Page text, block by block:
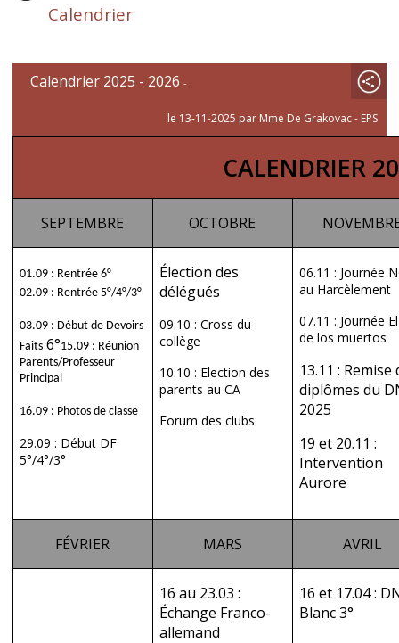
Calendrier
Calendrier 2025 - 2026 -
le 13-11-2025 par Mme De Grakovac - EPS
CALENDRIER
SEPTEMBRE OCTOBRE
01.09 : Rentrée 6°
02.09 : Rentrée 5°/4°/3°
03.09 : Début de Devoirs
Faits6°15.09 : Réunion
Parents/Professeur
Principal
16.09 : Photos de classe
29.09 : Début DF
5°/4°/3°
Élection des
délégués
09.10 : Cross du
collège
10.10 : Election des
parents au CA
Forum des clubs
06.11 : Journée
au Harcèlement
07.11 : Journée
de los muertos
13.11 : Remise
diplômes du
2025
19 et 20.11 :
Intervention
Aurore
FÉVRIER MARS AVRIL
16 au 23.03 :
Échange Franco-
allemand
16 et 17.04 :
Blanc 3°